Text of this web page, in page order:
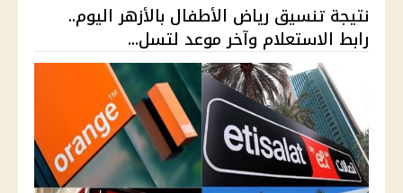
نتيجة تنسيق رياض الأطفال بالأزهر اليوم..
رابط الاستعلام وآخر موعد لتسل...